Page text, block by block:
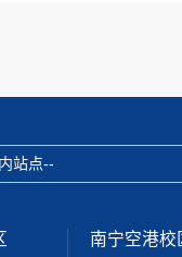
站点--
南宁空港校